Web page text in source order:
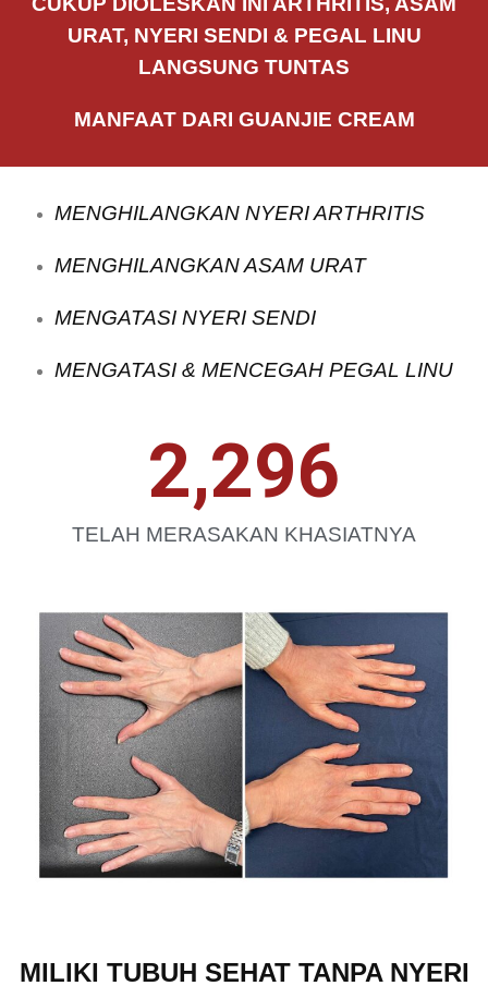
URAT, NYERI SENDI & PEGAL LINU
LANGSUNG TUNTAS
MANFAAT DARI GUANJIE CREAM
MENGHILANGKAN NYERI ARTHRITIS
MENGHILANGKAN ASAM URAT
MENGATASI NYERI SENDI
MENGATASI & MENCEGAH PEGAL LINU
TELAH MERASAKAN KHASIATNYA
2,296
MILIKI TUBUH SEHAT TANPA NYERI